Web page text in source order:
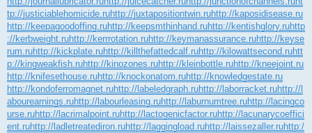
tp://justiciablehomicide.ruhttp://juxtapositiontwin.ruhttp://kaposidisease.ru
http://keepagoodoffing.ruhttp://keepsmthinhand.ruhttp://kentishglory.ruhttp
://kerbweight.ruhttp://kerrrotation.ruhttp://keymanassurance.ruhttp://keyse
rum.ruhttp://kickplate.ruhttp://killthefattedcalf.ruhttp://kilowattsecond.ruhtt
p://kingweakfish.ruhttp://kinozones.ruhttp://kleinbottle.ruhttp://kneejoint.ru
http://knifesethouse.ruhttp://knockonatom.ruhttp://knowledgestate.ru
http://kondoferromagnet.ruhttp://labeledgraph.ruhttp://laborracket.ruhttp://l
abourearnings.ruhttp://labourleasing.ruhttp://laburnumtree.ruhttp://lacingco
urse.ruhttp://lacrimalpoint.ruhttp://lactogenicfactor.ruhttp://lacunarycoeffici
ent.ruhttp://ladletreatediron.ruhttp://laggingload.ruhttp://laissezaller.ruhttp:/